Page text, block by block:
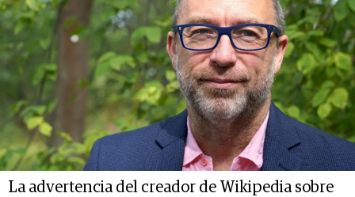
La advertencia del creador de Wikipedia sobre